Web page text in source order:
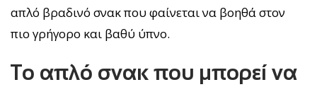
απλό βραδινό σνακ που φαίνεται να βοηθά στον
πιο γρήγορο και βαθύ ύπνο.
Το απλό σνακ που μπορεί να